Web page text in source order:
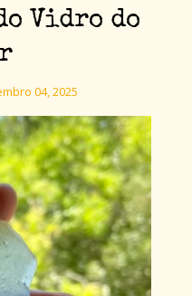
Vidro do
04, 2025